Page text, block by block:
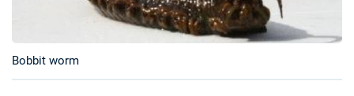
Sledujte prima+
Bobbit worm